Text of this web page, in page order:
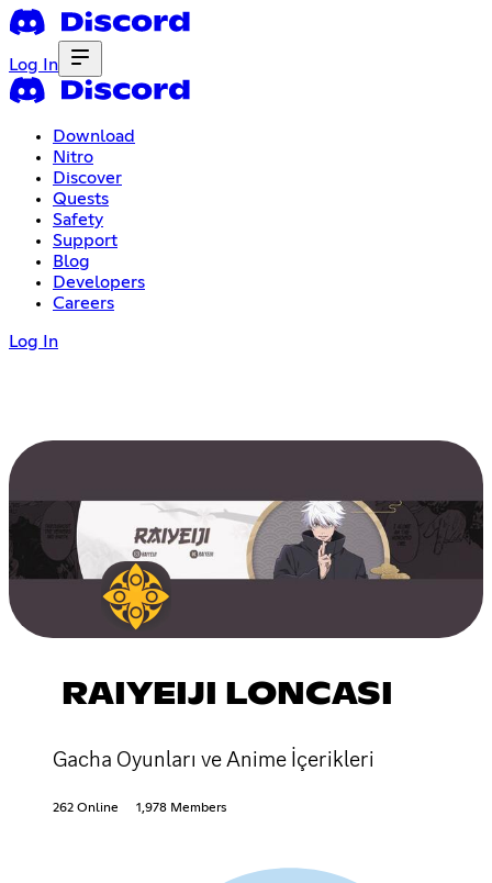
Log In
Download
Nitro
Discover
Quests
Safety
Support
Blog
Developers
Careers
Log In
RAIYEIJI LONCASI
Gacha Oyunları ve Anime İçerikleri
262 Online 1,978 Members